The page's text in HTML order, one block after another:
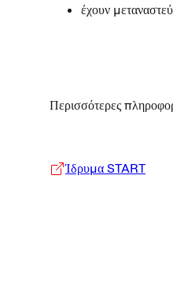
έχουν
Περισσότερες
Ίδρυμα START